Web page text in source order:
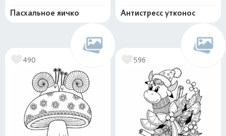
Пасхальное яичко Антистресс утконос
490 596